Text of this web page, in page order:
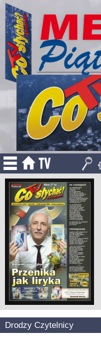
Drodzy Czytelnicy